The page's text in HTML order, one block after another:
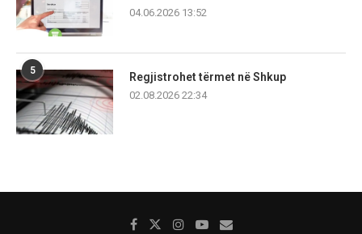
04.06.2026 13:52
5
Regjistrohet tërmet në Shkup
02.08.2026 22:34